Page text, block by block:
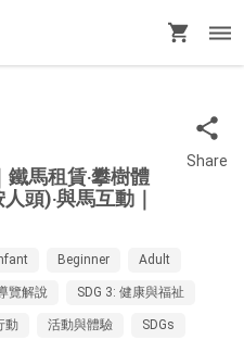
鐵馬租賃‧攀樹體
頭)‧與馬互動｜
Share
Beginner Adult
覽解說 SDG 3: 健康與福祉
動 活動與體驗 SDGs